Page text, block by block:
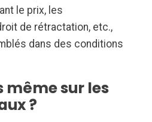
le prix, les
de rétractation, etc.,
dans des conditions
même sur les
?